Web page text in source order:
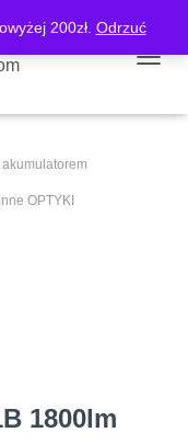
200zł. Odrzuć
OPTYKI
1800lm